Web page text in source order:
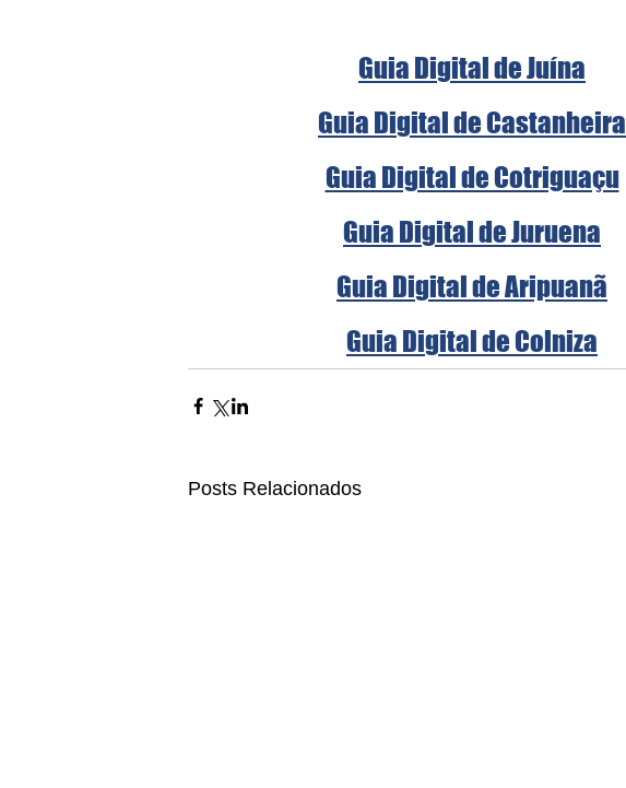
Guia Digital de Juína
Guia Digital de Castanheira
Guia Digital de Cotriguaçu
Guia Digital de Juruena
Guia Digital de Aripuanã
Guia Digital de Colniza
Posts Relacionados